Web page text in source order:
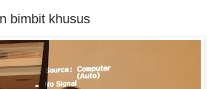
bimbit khusus